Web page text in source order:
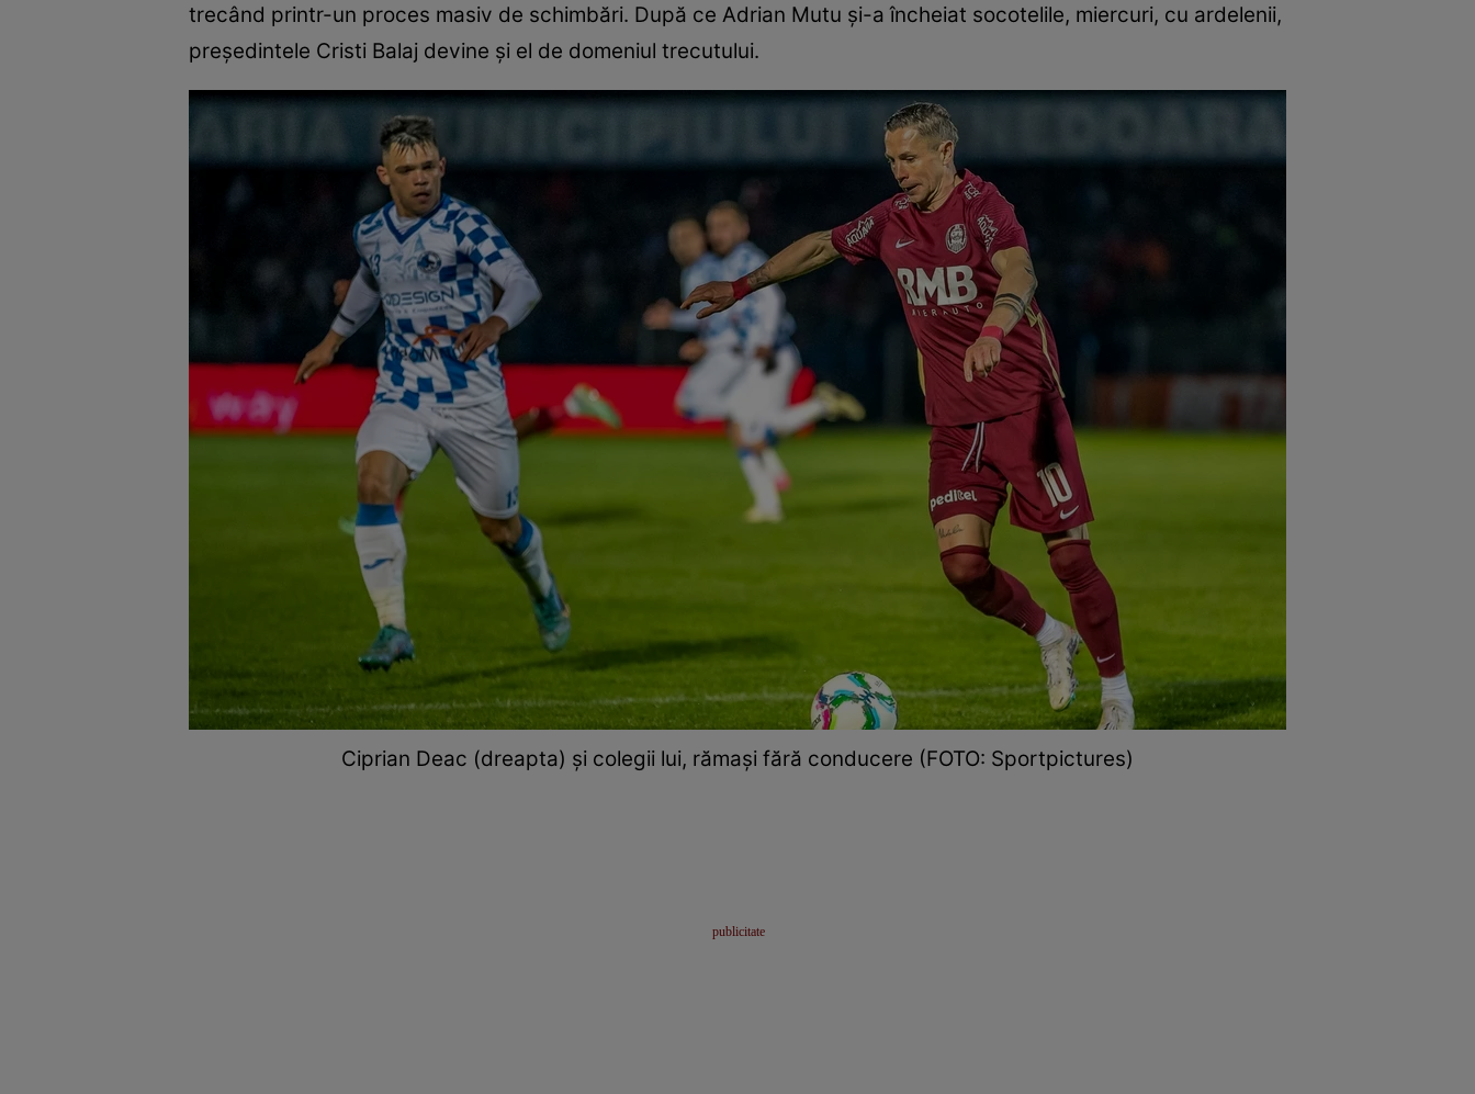
trecând printr-un proces masiv de schimbări. După ce Adrian Mutu și-a încheiat socotelile, miercuri, cu ardelenii,
președintele Cristi Balaj devine și el de domeniul trecutului.
Ciprian Deac (dreapta) și colegii lui, rămași fără conducere (FOTO: Sportpictures)